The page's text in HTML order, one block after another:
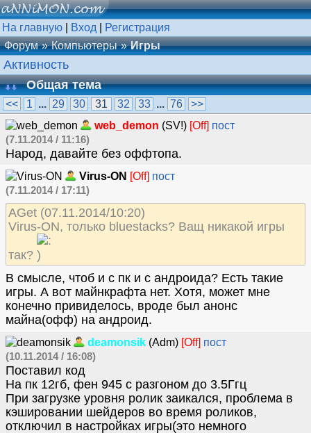
На главную Вход
Регистрация
Форум
Компьютеры Игры
Активность
Общая тема
<< 1 ... 29 30 31 32 33 ... 76
>>
web_demon (SV!) [Off] пост
(7.11.2014 / 11:16)
Народ, давайте без оффтопа.
Virus-ON [Off] пост
(7.11.2014 / 17:11)
AGet (07.11.2014/10:20)
Virus-ON, только bluestacks? Ващ никакой игры
так?
В смысле, чтоб и с пк и с андроида? Есть такие
игры. А вот майнкрафта нет. Хотя, может мне
конечно привиделось, вроде был анонс
майна(офф) на андроид.
deamonsik (Adm) [Off] пост
(10.11.2014 / 16:08)
Поставил код
На пк 12гб, фен 945 с разгоном до 3.5Ггц
При загрузке уровня ролик заикался, проблема в
кэшировании шейдеров во время роликов,
отключил в настройках игры(это немного